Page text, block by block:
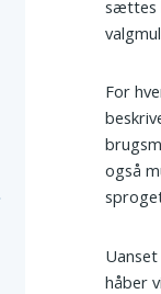
sættes
For
også
håber